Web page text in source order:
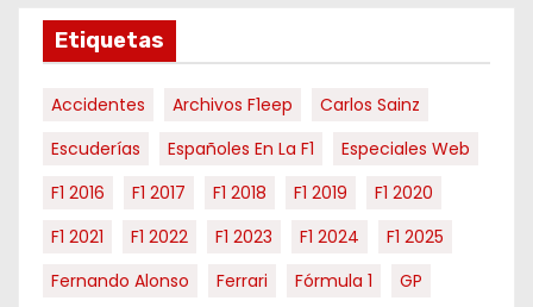
s
Etiquetas
Accidentes Archivos F1eep
Carlos Sainz
Escuderías
Españoles En La F1
Especiales Web
F1 2016
F1 2017 F1 2018 F1 2019
F1 2020
F1 2021
F1 2022 F1 2023 F1 2024
F1 2025
Fernando Alonso
Ferrari Fórmula 1
GP